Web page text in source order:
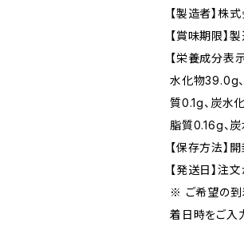
【製造者】
【賞味期限】
【栄養成分表
水化物39.0g
質0.1g、炭水
脂質0.16g、
【保存方法】
【発送日】注
※ ご希望の到
着日時をご入